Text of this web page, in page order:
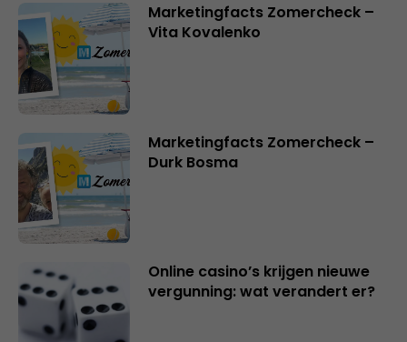
Marketingfacts Zomercheck –
Vita Kovalenko
Marketingfacts Zomercheck –
Durk Bosma
Online casino’s krijgen nieuwe
vergunning: wat verandert er?